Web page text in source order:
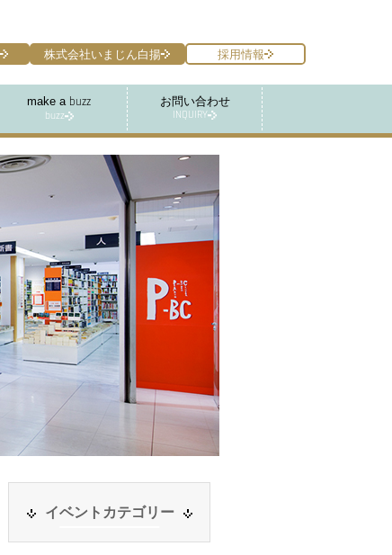
make a buzz
buzz
お問い合わせ
INQUIRY
株式会社いまじん白揚 採用情報
イベントカテゴリー